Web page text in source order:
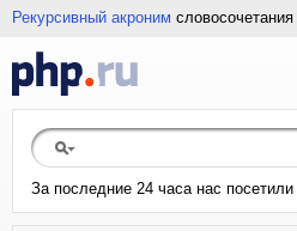
Рекурсивный акроним словосочетания
За последние 24 часа нас посетили